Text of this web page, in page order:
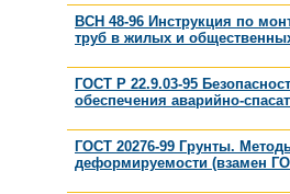
ВСН 48-96 Инструкция по
труб в жилых и
ГОСТ Р 22.9.03-95
обеспечения аварийно-
ГОСТ 20276-99 Грунты.
деформируемости (взамен